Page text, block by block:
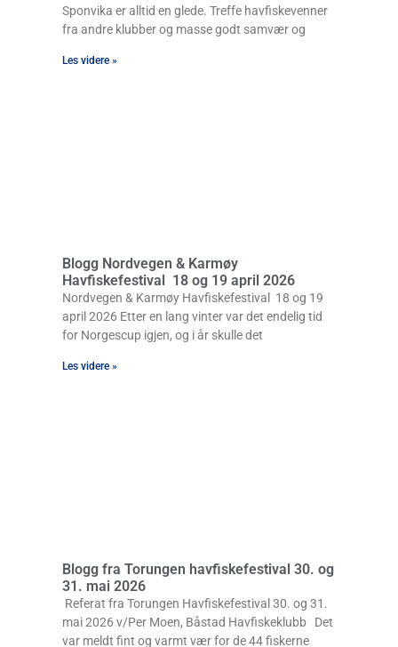
Sponvika er alltid en glede. Treffe havfiskevenner
fra andre klubber og masse godt samvær og
Les videre »
Blogg Nordvegen & Karmøy
Havfiskefestival 18 og 19 april 2026
Nordvegen & Karmøy Havfiskefestival 18 og 19
april 2026 Etter en lang vinter var det endelig tid
for Norgescup igjen, og i år skulle det
Les videre »
Blogg fra Torungen havfiskefestival 30. og
31. mai 2026
Referat fra Torungen Havfiskefestival 30. og 31.
mai 2026 v/Per Moen, Båstad Havfiskeklubb Det
var meldt fint og varmt vær for de 44 fiskerne